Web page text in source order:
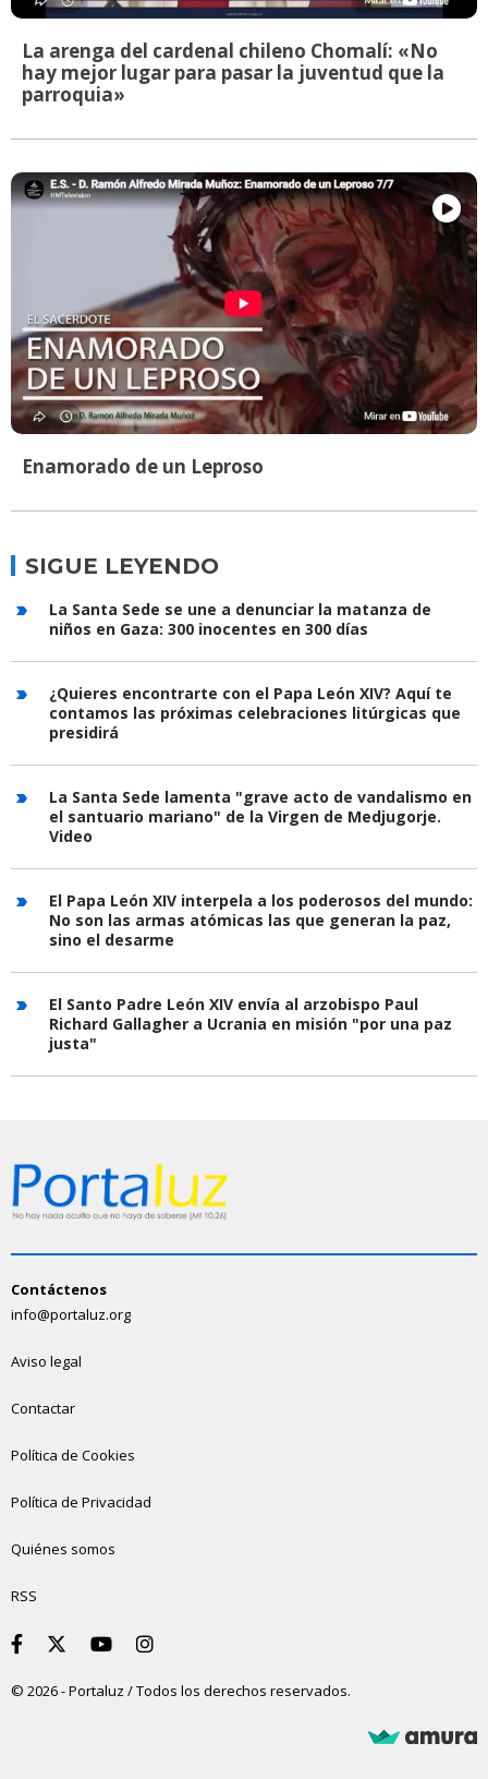
La arenga del cardenal chileno Chomalí: «No
hay mejor lugar para pasar la juventud que la
parroquia»
Enamorado de un Leproso
SIGUE LEYENDO
La Santa Sede se une a denunciar la matanza de
niños en Gaza: 300 inocentes en 300 días
¿Quieres encontrarte con el Papa León XIV? Aquí te
contamos las próximas celebraciones litúrgicas que
presidirá
La Santa Sede lamenta "grave acto de vandalismo en
el santuario mariano" de la Virgen de Medjugorje.
Video
El Papa León XIV interpela a los poderosos del mundo:
No son las armas atómicas las que generan la paz,
sino el desarme
El Santo Padre León XIV envía al arzobispo Paul
Richard Gallagher a Ucrania en misión "por una paz
justa"
Contáctenos
info@portaluz.org
Aviso legal
Contactar
Política de Cookies
Política de Privacidad
Quiénes somos
RSS
© 2026 - Portaluz / Todos los derechos reservados.